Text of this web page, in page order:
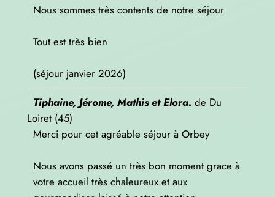
Nous sommes très contents de notre séjour
Tout est très bien
(séjour janvier 2026)
Tiphaine, Jérome, Mathis et Elora. de Du
Loiret (45)
Merci pour cet agréable séjour à Orbey
Nous avons passé un très bon moment grace à
votre accueil très chaleureux et aux